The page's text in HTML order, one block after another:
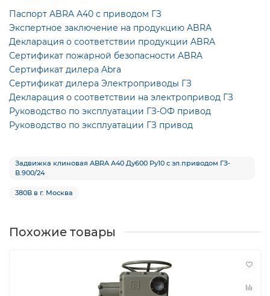
Паспорт ABRA A40 с приводом ГЗ
Экспертное заключение на продукцию ABRA
Декларация о соответствии продукции ABRA
Сертификат пожарной безопасности ABRA
Сертификат дилера Abra
Сертификат дилера Электроприводы ГЗ
Декларация о соответствии на электропривод ГЗ
Руководство по эксплуатации ГЗ-ОФ привод
Руководство по эксплуатации ГЗ привод
Задвижка клиновая ABRA A40 Ду600 Ру10 с эл.приводом ГЗ-
В.900/24
380В в г. Москва
Похожие товары